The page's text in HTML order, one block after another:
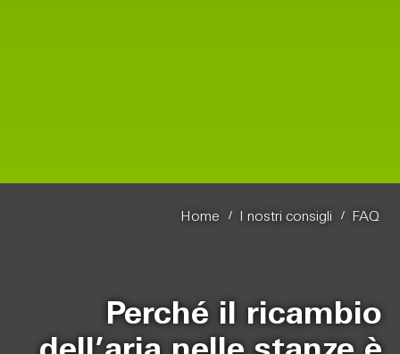
Home / I nostri consigli / FAQ
Perché il ricambio